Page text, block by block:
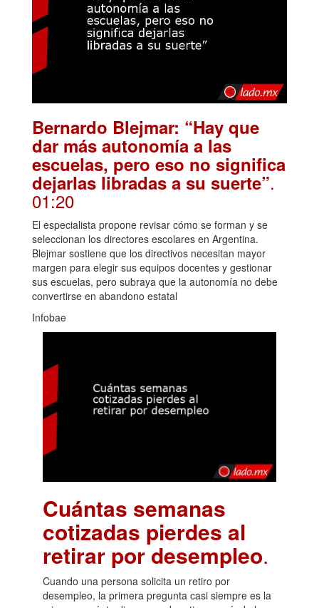
Bernardo Blejmar: “Hay que
dar más autonomía a las
escuelas, pero eso no significa
dejarlas libradas a su suerte”.
01:20
El especialista propone revisar cómo se forman y se
seleccionan los directores escolares en Argentina.
Blejmar sostiene que los directivos necesitan mayor
margen para elegir sus equipos docentes y gestionar
sus escuelas, pero subraya que la autonomía no debe
convertirse en abandono estatal
Infobae
Cuántas semanas
cotizadas pierdes al
retirar por desempleo.
Cuando una persona solicita un retiro por
desempleo, la primera pregunta casi siempre es la